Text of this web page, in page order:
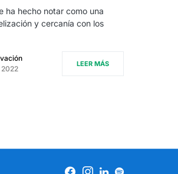
ha hecho notar como una
y cercanía con los
LEER MÁS